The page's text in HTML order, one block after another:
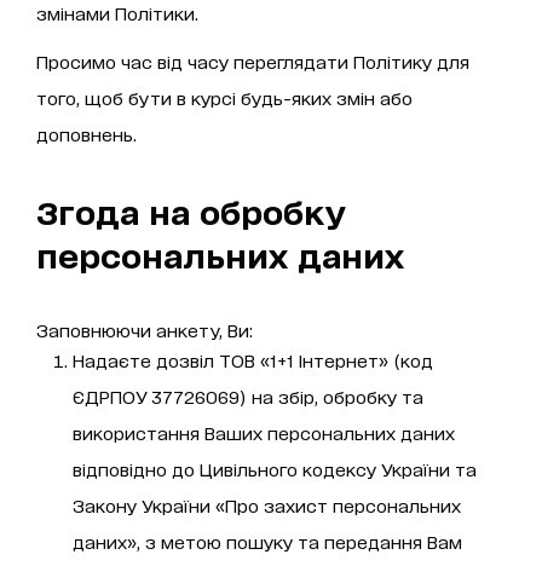
змінами Політики.
Просимо час від часу переглядати Політику для
того, щоб бути в курсі будь-яких змін або
доповнень.
Згода на обробку
персональних даних
Заповнюючи анкету, Ви:
Надаєте дозвіл ТОВ «1+1 Інтернет» (код
ЄДРПОУ 37726069) на збір, обробку та
використання Ваших персональних даних
відповідно до Цивільного кодексу України та
Закону України «Про захист персональних
даних», з метою пошуку та передання Вам